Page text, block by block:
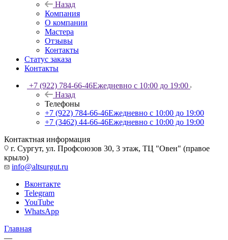
Назад
Компания
О компании
Мастера
Отзывы
Контакты
Статус заказа
Контакты
+7 (922) 784-66-46Ежедневно с 10:00 до 19:00
Назад
Телефоны
+7 (922) 784-66-46Ежедневно с 10:00 до 19:00
+7 (3462) 44-66-46Ежедневно с 10:00 до 19:00
Контактная информация
г. Сургут, ул. Профсоюзов 30, 3 этаж, ТЦ "Овен" (правое
крыло)
info@altsurgut.ru
Вконтакте
Telegram
YouTube
WhatsApp
Главная
—